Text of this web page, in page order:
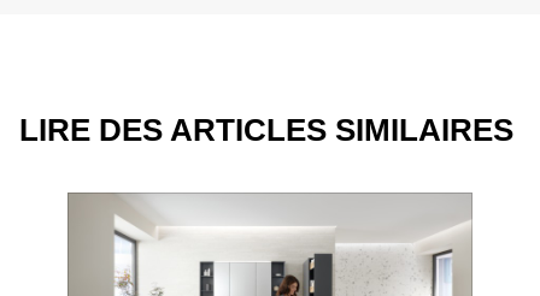
LIRE DES ARTICLES SIMILAIRES